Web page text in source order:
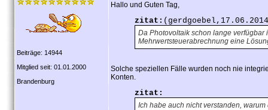
Beiträge: 14944
Mitglied seit: 01.01.2000
Brandenburg
Hallo und Guten Tag,
zitat:
Da Photovoltaik schon lange verfügbar
Mehrwertsteuerabrechnung eine
Solche speziellen Fälle wurden noch nie
Konten.
zitat:
Ich habe auch nicht verstanden,